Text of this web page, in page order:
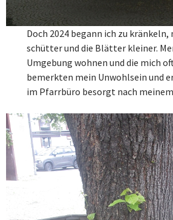
Doch 2024 begann ich zu kränkeln,
schütter und die Blätter kleiner.
Umgebung wohnen und die mich
bemerkten mein Unwohlsein und
im Pfarrbüro besorgt nach